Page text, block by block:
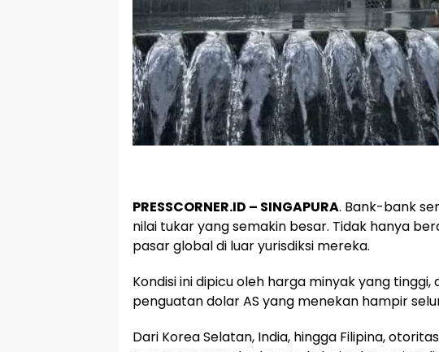
PRESSCORNER.ID – SINGAPURA. Bank-bank
nilai tukar yang semakin besar. Tidak hanya
pasar global di luar yurisdiksi mereka.
Kondisi ini dipicu oleh harga minyak yang
penguatan dolar AS yang menekan hampir
Dari Korea Selatan, India, hingga Filipina,